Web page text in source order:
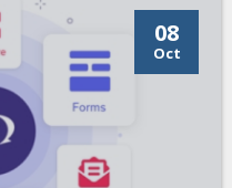
08
Oct